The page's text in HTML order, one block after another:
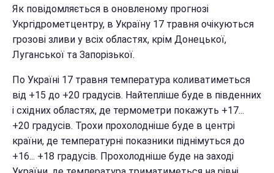
Як повідомляється в оновленому прогнозі
Укргідрометцентру, в Україну 17 травня очікуються
грозові зливи у всіх областях, крім Донецької,
Луганської та Запорізької.
По Україні 17 травня температура коливатиметься
від +15 до +20 градусів. Найтепліше буде в південних
і східних областях, де термометри покажуть +17...
+20 градусів. Трохи прохолодніше буде в центрі
країни, де температурні показники піднімуться до
+16... +18 градусів. Прохолодніше буде на заході